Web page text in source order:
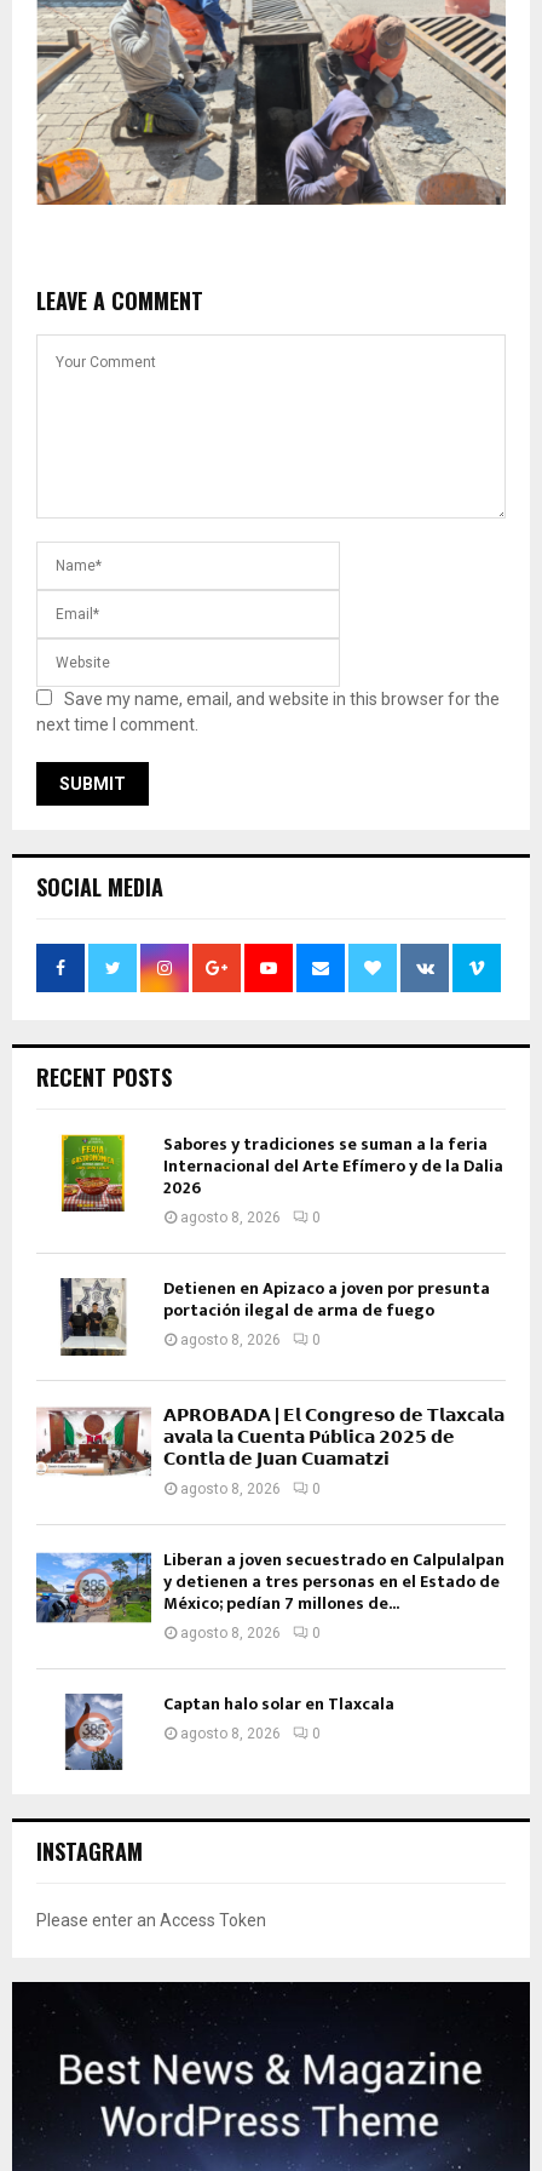
LEAVE A COMMENT
Save my name, email, and website in this browser for the
next time I comment.
SOCIAL MEDIA
RECENT POSTS
Sabores y tradiciones se suman a la feria
Internacional del Arte Efímero y de la Dalia
2026
agosto 8, 2026 0
Detienen en Apizaco a joven por presunta
portación ilegal de arma de fuego
agosto 8, 2026 0
𝗔𝗣𝗥𝗢𝗕𝗔𝗗𝗔 | 𝗘𝗹 𝗖𝗼𝗻𝗴𝗿𝗲𝘀𝗼 𝗱𝗲 𝗧𝗹𝗮𝘅𝗰𝗮𝗹𝗮
𝗮𝘃𝗮𝗹𝗮 𝗹𝗮 𝗖𝘂𝗲𝗻𝘁𝗮 𝗣ú𝗯𝗹𝗶𝗰𝗮 𝟮𝟬𝟮𝟱 𝗱𝗲
𝗖𝗼𝗻𝘁𝗹𝗮 𝗱𝗲 𝗝𝘂𝗮𝗻 𝗖𝘂𝗮𝗺𝗮𝘁𝘇𝗶
agosto 8, 2026 0
Liberan a joven secuestrado en Calpulalpan
y detienen a tres personas en el Estado de
México; pedían 7 millones de...
agosto 8, 2026 0
Captan halo solar en Tlaxcala
agosto 8, 2026 0
INSTAGRAM
Please enter an Access Token